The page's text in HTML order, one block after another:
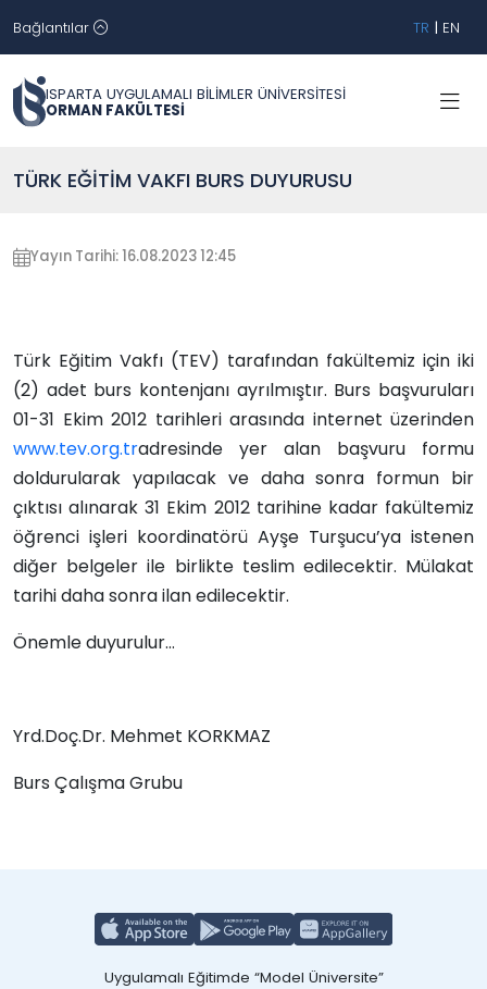
Bağlantılar TR | EN
ISPARTA UYGULAMALI BİLİMLER ÜNİVERSİTESİ
ORMAN FAKÜLTESİ
TÜRK EĞİTİM VAKFI BURS DUYURUSU
Yayın Tarihi: 16.08.2023 12:45
Türk Eğitim Vakfı (TEV) tarafından fakültemiz için iki
(2) adet burs kontenjanı ayrılmıştır. Burs başvuruları
01-31 Ekim 2012 tarihleri arasında internet üzerinden
www.tev.org.tradresinde yer alan başvuru formu
doldurularak yapılacak ve daha sonra formun bir
çıktısı alınarak 31 Ekim 2012 tarihine kadar fakültemiz
öğrenci işleri koordinatörü Ayşe Turşucu’ya istenen
diğer belgeler ile birlikte teslim edilecektir. Mülakat
tarihi daha sonra ilan edilecektir.
Önemle duyurulur…
Yrd.Doç.Dr. Mehmet KORKMAZ
Burs Çalışma Grubu
Uygulamalı Eğitimde “Model Üniversite”